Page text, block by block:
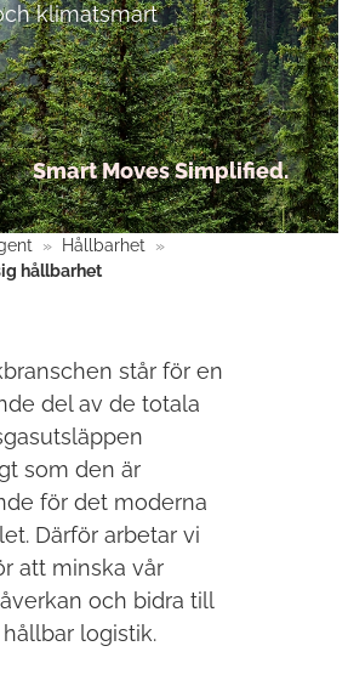
klimatsmart
Smart Moves Simplified.
» Hållbarhet
»
hållbarhet
står för en
del av de totala
som den är
för det moderna
Därför arbetar vi
att minska vår
och bidra till
logistik.